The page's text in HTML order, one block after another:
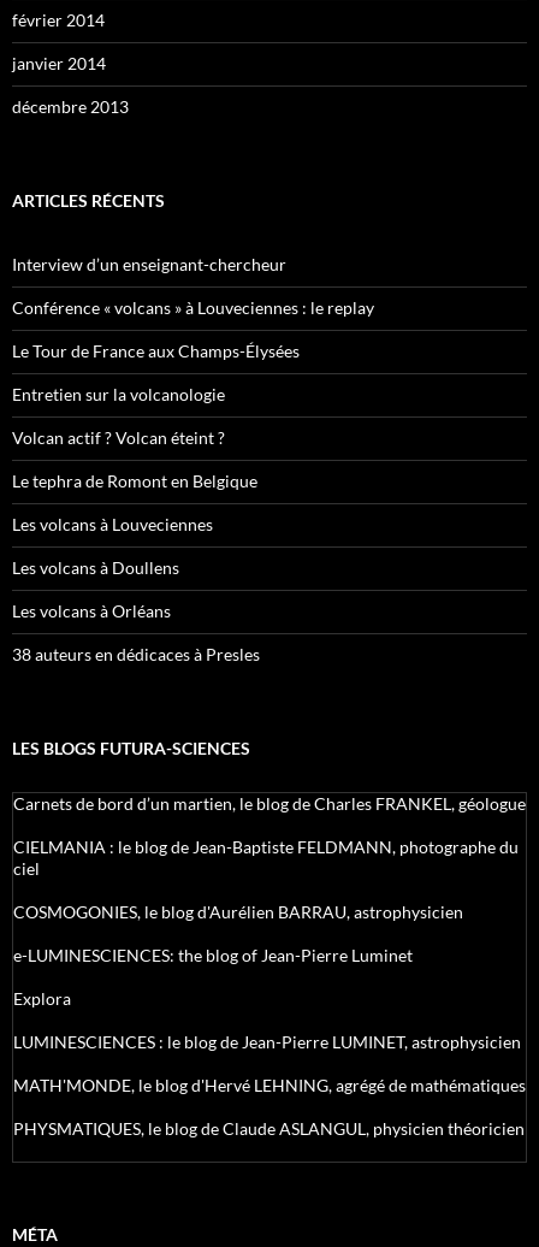
février 2014
janvier 2014
décembre 2013
ARTICLES RÉCENTS
Interview d’un enseignant-chercheur
Conférence « volcans » à Louveciennes : le replay
Le Tour de France aux Champs-Élysées
Entretien sur la volcanologie
Volcan actif ? Volcan éteint ?
Le tephra de Romont en Belgique
Les volcans à Louveciennes
Les volcans à Doullens
Les volcans à Orléans
38 auteurs en dédicaces à Presles
LES BLOGS FUTURA-SCIENCES
Carnets de bord d’un martien, le blog de Charles FRANKEL, géologue
CIELMANIA : le blog de Jean-Baptiste FELDMANN, photographe du
ciel
COSMOGONIES, le blog d'Aurélien BARRAU, astrophysicien
e-LUMINESCIENCES: the blog of Jean-Pierre Luminet
Explora
LUMINESCIENCES : le blog de Jean-Pierre LUMINET, astrophysicien
MATH'MONDE, le blog d'Hervé LEHNING, agrégé de mathématiques
PHYSMATIQUES, le blog de Claude ASLANGUL, physicien théoricien
MÉTA